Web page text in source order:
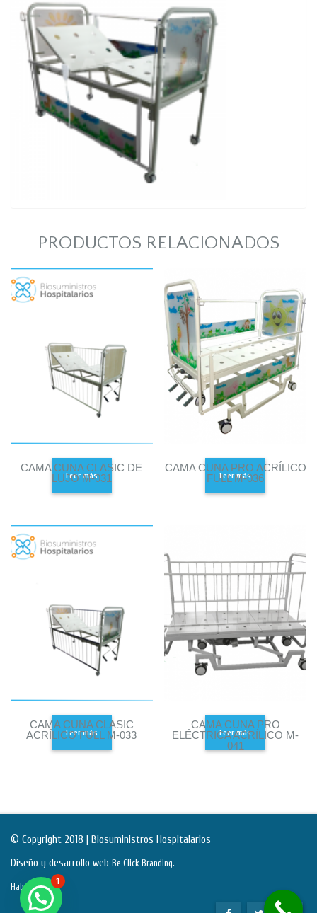
PRODUCTOS RELACIONADOS
CAMA CUNA CLASIC DE
LUJO M-031
Leer más
CAMA CUNA PRO ACRÍLICO
FULL M-036
Leer más
CAMA CUNA CLASIC
ACRÍLICO FULL M-033
Leer más
CAMA CUNA PRO
ELÉCTRICA ACRÍLICO M-
041
Leer más
© Copyright 2018 | Biosuministros Hospitalarios
Diseño y desarrollo web Be Click Branding.
Habeas Data
1